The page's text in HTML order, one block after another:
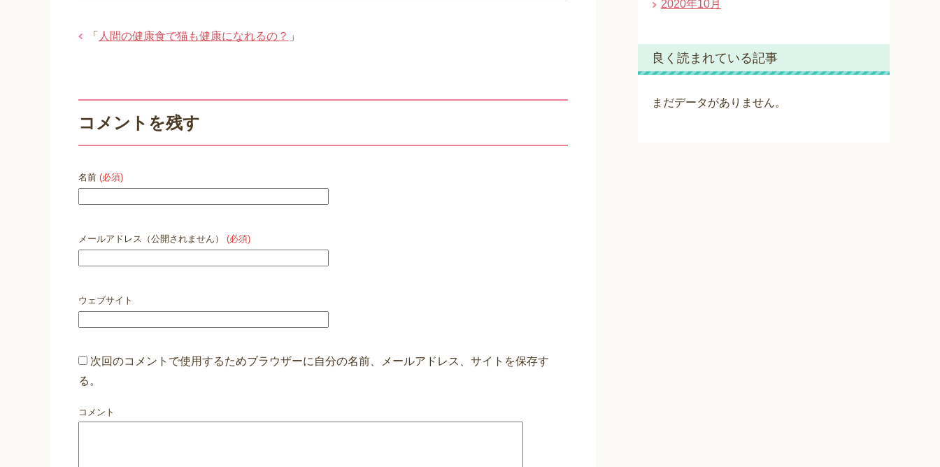
「 人間の健康食で猫も健康になれるの？ 」
コメントを残す
名前 (必須)
メールアドレス（公開されません） (必須)
ウェブサイト
次回のコメントで使用するためブラウザーに自分の名前、メールアドレス、サイトを保存す
る。
コメント
2020年10月
良く読まれている記事
まだデータがありません。